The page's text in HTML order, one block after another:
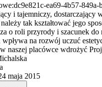
dc9e821c-ea69-4b57-
i tajemniczy,
tak kształtować jego
o roli przyrody i szacunek
wpływa na rozwój uczuć
naszej placówce wdrożyć
maja 2015